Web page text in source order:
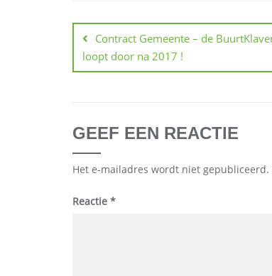
Contract Gemeente – de
loopt door na 2017 !
GEEF EEN REACTIE
Het e-mailadres wordt niet gepubliceerd.
Reactie *